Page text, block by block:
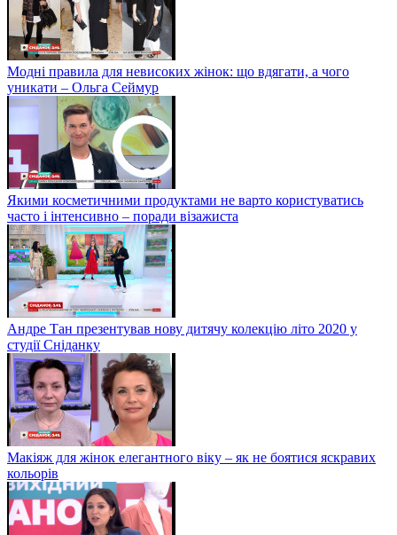
Модні правила для невисоких жінок: що вдягати, а чого
уникати – Ольга Сеймур
Якими косметичними продуктами не варто користуватись
часто і інтенсивно – поради візажиста
Андре Тан презентував нову дитячу колекцію літо 2020 у
студії Сніданку
Макіяж для жінок елегантного віку – як не боятися яскравих
кольорів